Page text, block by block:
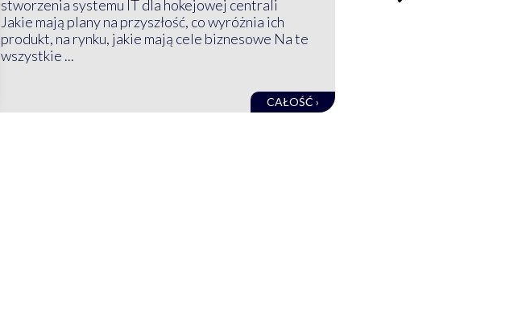
stworzenia systemu IT dla hokejowej centrali
Jakie mają plany na przyszłość, co wyróżnia ich
produkt, na rynku, jakie mają cele biznesowe Na te
wszystkie ...
CAŁOŚĆ ›